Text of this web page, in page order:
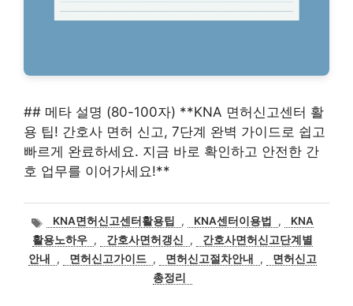
## 메타 설명 (80-100자) **KNA 면허신고센터 활
용 팁! 간호사 면허 신고, 7단계 완벽 가이드로 쉽고
빠르게 완료하세요. 지금 바로 확인하고 안전한 간
호 업무를 이어가세요!**
태
그
KNA면허신고센터활용팁 , KNA센터이용법 ,
KNA
활용노하우 , 간호사면허갱신 ,
간호사면허신고단계별
안내
, 면허신고가이드 , 면허신고절차안내 ,
면허신고
총정리